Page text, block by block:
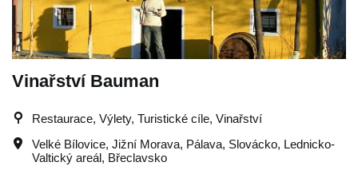
Vinařství Bauman
Restaurace, Výlety, Turistické cíle, Vinařství
Velké Bílovice, Jižní Morava, Pálava, Slovácko, Lednicko-
Valtický areál, Břeclavsko